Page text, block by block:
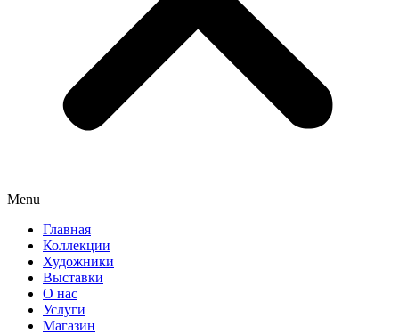
Menu
Главная
Коллекции
Художники
Выставки
О нас
Услуги
Магазин